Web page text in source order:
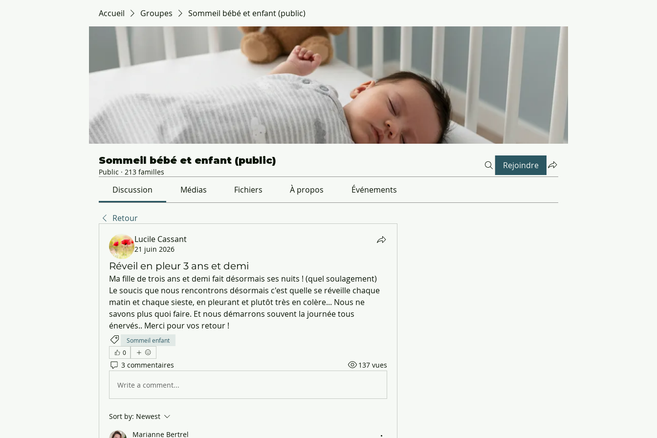
Accueil Groupes Sommeil bébé et enfant (public)
Sommeil bébé et enfant (public)
Public · 213 familles
Rejoindre
Discussion Médias Fichiers À propos Événements
Retour
Lucile Cassant
21 juin 2026
Réveil en pleur 3 ans et demi
Ma fille de trois ans et demi fait désormais ses nuits ! (quel soulagement)
Le soucis que nous rencontrons désormais c'est quelle se réveille chaque
matin et chaque sieste, en pleurant et plutôt très en colère... Nous ne
savons plus quoi faire. Et nous démarrons souvent la journée tous
énervés.. Merci pour vos retour !
Sommeil enfant
0
3 commentaires 137 vues
Write a comment...
Sort by: Newest
Marianne Bertrel